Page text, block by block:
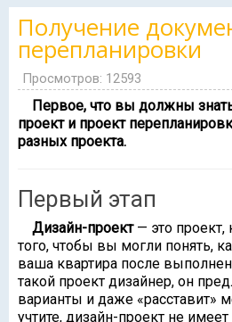
Получение
перепланировки
Просмотров: 12593
Первое, что вы должны
проект и проект
разных проекта.
Первый этап
Дизайн-проект— это проект,
того, чтобы вы могли понять,
ваша квартира после
такой проект дизайнер, он
варианты и даже «расставит»
учтите, дизайн-проект не